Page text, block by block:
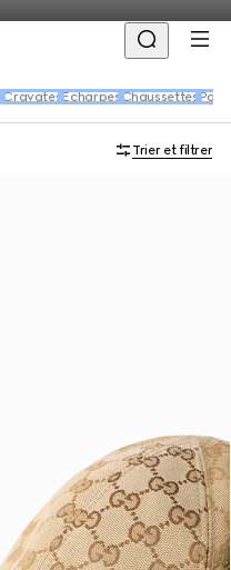
Cravates Écharpes Chaussettes
Trier et filtrer